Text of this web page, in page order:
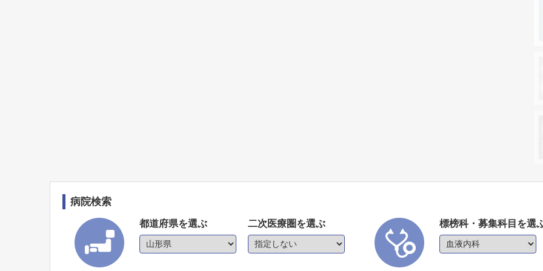
病院検索
都道府県を選ぶ 二次医療圏を選ぶ 標榜科・募集科目を選